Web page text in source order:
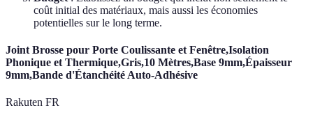
coût initial des matériaux, mais aussi les économies
potentielles sur le long terme.
Joint Brosse pour Porte Coulissante et Fenêtre,Isolation
Phonique et Thermique,Gris,10 Mètres,Base 9mm,Épaisseur
9mm,Bande d'Étanchéité Auto-Adhésive
Rakuten FR